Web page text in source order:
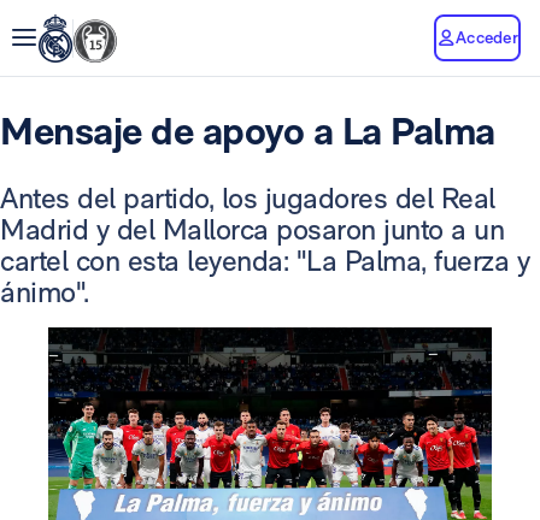
Acceder
Mensaje de apoyo a La Palma
Antes del partido, los jugadores del Real
Madrid y del Mallorca posaron junto a un
cartel con esta leyenda: "La Palma, fuerza y
ánimo".